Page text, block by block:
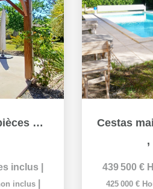
Cestas maison 5 pièces 122m2 ref 2283
inclus
inclus
,
439 500 €
425 000 €